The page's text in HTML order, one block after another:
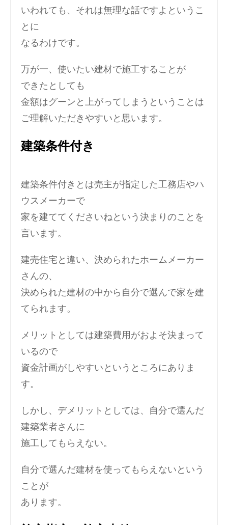
いわれても、それは無理な話ですよというこ
とに
なるわけです。
万が一、使いたい建材で施工することが
できたとしても
金額はグーンと上がってしまうということは
ご理解いただきやすいと思います。
建築条件付き
建築条件付きとは売主が指定した工務店やハ
ウスメーカーで
家を建ててくださいねという決まりのことを
言います。
建売住宅と違い、決められたホームメーカー
さんの、
決められた建材の中から自分で選んで家を建
てられます。
メリットとしては建築費用がおよそ決まって
いるので
資金計画がしやすいというところにありま
す。
しかし、デメリットとしては、自分で選んだ
建築業者さんに
施工してもらえない。
自分で選んだ建材を使ってもらえないという
ことが
あります。